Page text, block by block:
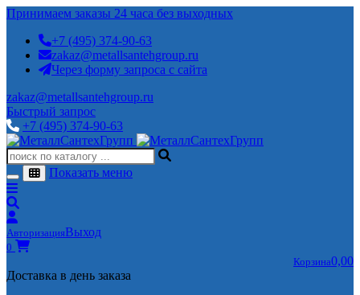
Принимаем заказы 24 часа без выходных
+7 (495) 374-90-63
zakaz@metallsantehgroup.ru
Через форму запроса с сайта
zakaz@metallsantehgroup.ru
Быстрый запрос
+7 (495) 374-90-63
Показать меню
АвторизацияВыход
0
Корзина0,00
Доставка в день заказа